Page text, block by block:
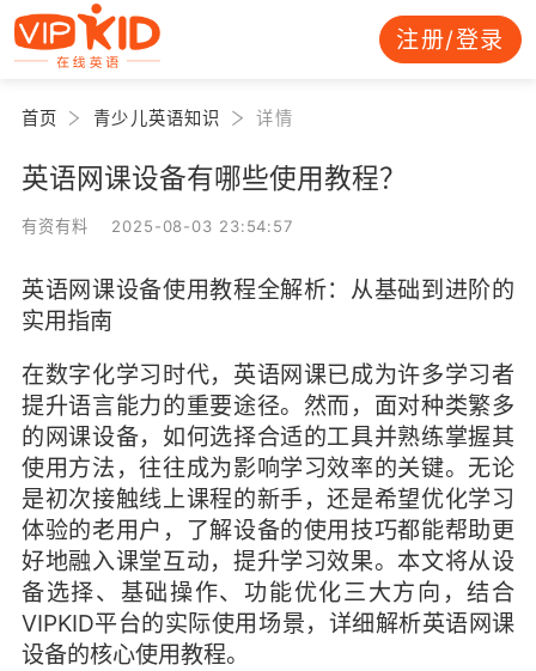
注册/登录
首页 青少儿英语知识 详情
英语网课设备有哪些使用教程？
有资有料 2025-08-03 23:54:57
英语网课设备使用教程全解析：从基础到进阶的
实用指南
在数字化学习时代，英语网课已成为许多学习者
提升语言能力的重要途径。然而，面对种类繁多
的网课设备，如何选择合适的工具并熟练掌握其
使用方法，往往成为影响学习效率的关键。无论
是初次接触线上课程的新手，还是希望优化学习
体验的老用户，了解设备的使用技巧都能帮助更
好地融入课堂互动，提升学习效果。本文将从设
备选择、基础操作、功能优化三大方向，结合
VIPKID平台的实际使用场景，详细解析英语网课
设备的核心使用教程。